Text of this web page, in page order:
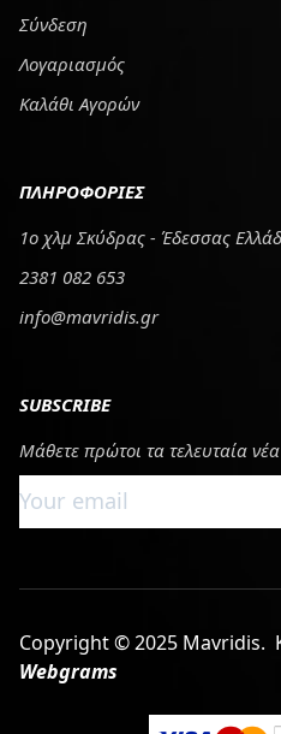
Σύνδεση
Λογαριασμός
Καλάθι Αγορών
ΠΛΗΡΟΦΟΡΙΕΣ
1ο χλμ Σκύδρας - Έδεσσας
2381 082 653
info@mavridis.gr
SUBSCRIBE
Μάθετε πρώτοι τα τελευταία
Copyright © 2025 Mavridis.
Webgrams